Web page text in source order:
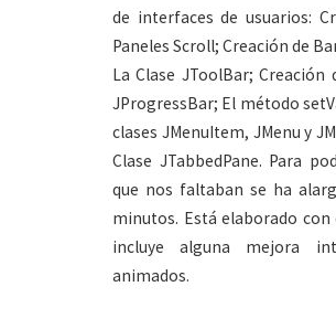
de interfaces de usuarios:
Paneles Scroll; Creación de
La Clase JToolBar;
JProgressBar; El método
clases JMenuItem, JMenu y
Clase JTabbedPane. Para
que nos faltaban se ha
minutos. Está elaborado con
incluye alguna mejora
animados.